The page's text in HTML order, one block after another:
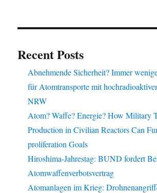
Recent Posts
Abnehmende Sicherheit? Immer
für Atomtransporte mit
NRW
Atom? Waffe? Energie? How Military
Production in Civilian Reactors Can
proliferation Goals
Hiroshima-Jahrestag: BUND fordert
Atomwaffenverbotsvertrag
Atomanlagen im Krieg: